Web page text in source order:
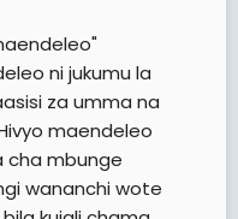
ni jukumu la
za umma na
maendeleo
cha mbunge
wananchi wote